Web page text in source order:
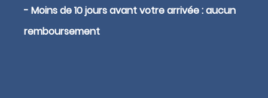
- Moins de 10 jours avant votre arrivée : aucun
remboursement